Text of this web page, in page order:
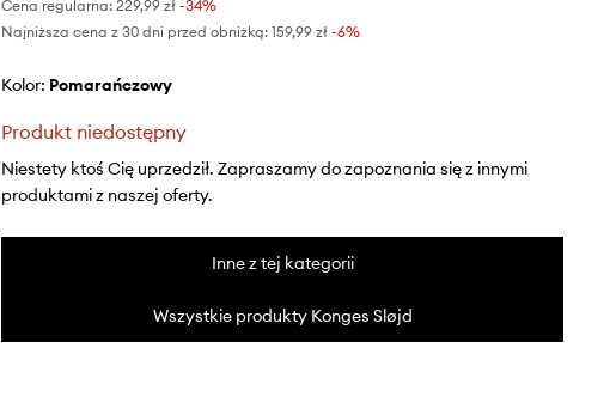
Cena regularna: 229,99 zł-34%
Najniższa cena z 30 dni przed obniżką: 159,99 zł -6%
Kolor: pomarańczowy
Produkt niedostępny
Niestety ktoś Cię uprzedził. Zapraszamy do zapoznania się z innymi
produktami z naszej oferty.
Inne z tej kategorii
Wszystkie produkty Konges Sløjd